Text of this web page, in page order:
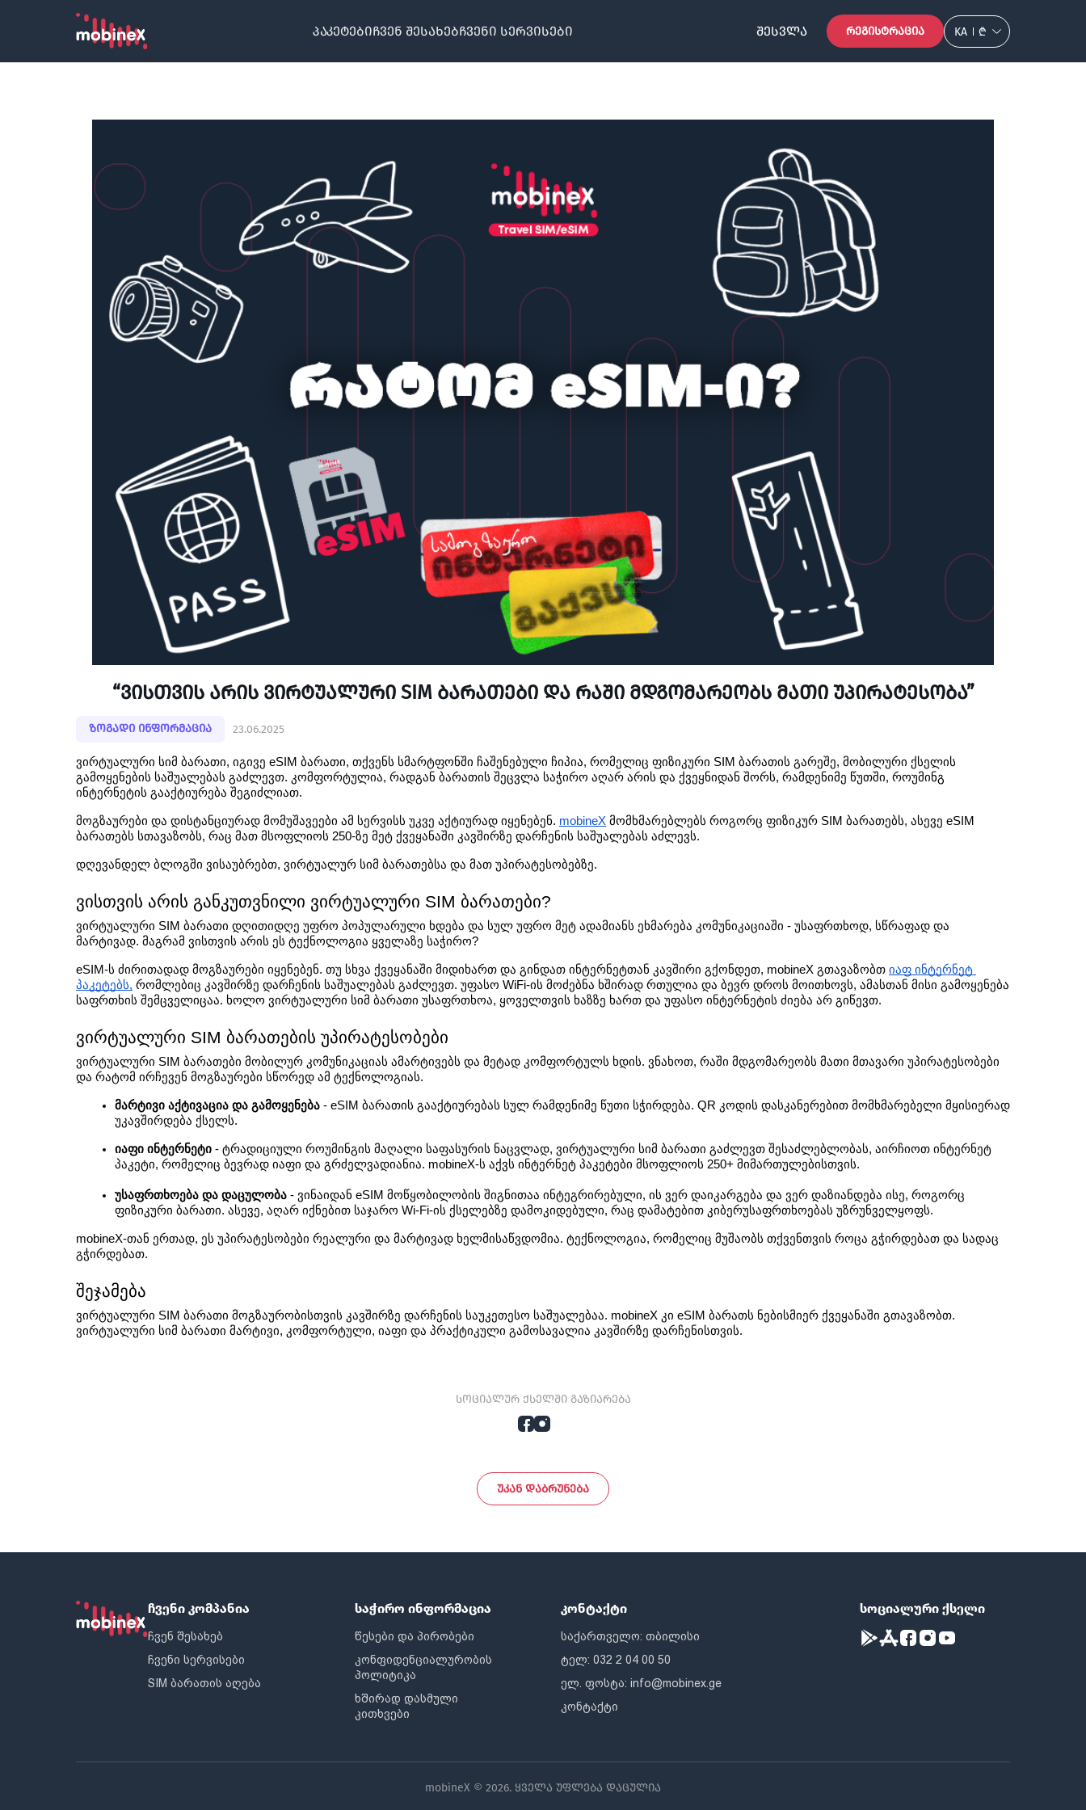
პაკეტებიჩვენ შესახებჩვენი სერვისები ᲨᲔᲡᲕᲚᲐ ᲠᲔᲒᲘᲡᲢᲠᲐᲪᲘᲐ KA ₾
“ვისთვის არის ვირტუალური SIM ბარათები და რაში მდგომარეობს მათი უპირატესობა”
ზოგადი ინფორმაცია 23.06.2025
ვირტუალური სიმ ბარათი, იგივე eSIM ბარათი, თქვენს სმარტფონში ჩაშენებული ჩიპია, რომელიც ფიზიკური SIM ბარათის გარეშე, მობილური ქსელის
გამოყენების საშუალებას გაძლევთ. კომფორტულია, რადგან ბარათის შეცვლა საჭირო აღარ არის და ქვეყნიდან შორს, რამდენიმე წუთში, როუმინგ
ინტერნეტის გააქტიურება შეგიძლიათ.
მოგზაურები და დისტანციურად მომუშავეები ამ სერვისს უკვე აქტიურად იყენებენ. mobineX მომხმარებლებს როგორც ფიზიკურ SIM ბარათებს, ასევე eSIM
ბარათებს სთავაზობს, რაც მათ მსოფლიოს 250-ზე მეტ ქვეყანაში კავშირზე დარჩენის საშუალებას აძლევს.
დღევანდელ ბლოგში ვისაუბრებთ, ვირტუალურ სიმ ბარათებსა და მათ უპირატესობებზე.
ვისთვის არის განკუთვნილი ვირტუალური SIM ბარათები?
ვირტუალური SIM ბარათი დღითიდღე უფრო პოპულარული ხდება და სულ უფრო მეტ ადამიანს ეხმარება კომუნიკაციაში - უსაფრთხოდ, სწრაფად და
მარტივად. მაგრამ ვისთვის არის ეს ტექნოლოგია ყველაზე საჭირო?
eSIM-ს ძირითადად მოგზაურები იყენებენ. თუ სხვა ქვეყანაში მიდიხართ და გინდათ ინტერნეტთან კავშირი გქონდეთ, mobineX გთავაზობთ იაფ ინტერნეტ
პაკეტებს, რომლებიც კავშირზე დარჩენის საშუალებას გაძლევთ. უფასო WiFi-ის მოძებნა ხშირად რთულია და ბევრ დროს მოითხოვს, ამასთან მისი გამოყენება
საფრთხის შემცველიცაა. ხოლო ვირტუალური სიმ ბარათი უსაფრთხოა, ყოველთვის ხაზზე ხართ და უფასო ინტერნეტის ძიება არ გიწევთ.
ვირტუალური SIM ბარათების უპირატესობები
ვირტუალური SIM ბარათები მობილურ კომუნიკაციას ამარტივებს და მეტად კომფორტულს ხდის. ვნახოთ, რაში მდგომარეობს მათი მთავარი უპირატესობები
და რატომ ირჩევენ მოგზაურები სწორედ ამ ტექნოლოგიას.
მარტივი აქტივაცია და გამოყენება - eSIM ბარათის გააქტიურებას სულ რამდენიმე წუთი სჭირდება. QR კოდის დასკანერებით მომხმარებელი მყისიერად
უკავშირდება ქსელს.
იაფი ინტერნეტი - ტრადიციული როუმინგის მაღალი საფასურის ნაცვლად, ვირტუალური სიმ ბარათი გაძლევთ შესაძლებლობას, აირჩიოთ ინტერნეტ
პაკეტი, რომელიც ბევრად იაფი და გრძელვადიანია. mobineX-ს აქვს ინტერნეტ პაკეტები მსოფლიოს 250+ მიმართულებისთვის.
უსაფრთხოება და დაცულობა - ვინაიდან eSIM მოწყობილობის შიგნითაა ინტეგრირებული, ის ვერ დაიკარგება და ვერ დაზიანდება ისე, როგორც
ფიზიკური ბარათი. ასევე, აღარ იქნებით საჯარო Wi-Fi-ის ქსელებზე დამოკიდებული, რაც დამატებით კიბერუსაფრთხოებას უზრუნველყოფს.
mobineX-თან ერთად, ეს უპირატესობები რეალური და მარტივად ხელმისაწვდომია. ტექნოლოგია, რომელიც მუშაობს თქვენთვის როცა გჭირდებათ და სადაც
გჭირდებათ.
შეჯამება
ვირტუალური SIM ბარათი მოგზაურობისთვის კავშირზე დარჩენის საუკეთესო საშუალებაა. mobineX კი eSIM ბარათს ნებისმიერ ქვეყანაში გთავაზობთ.
ვირტუალური სიმ ბარათი მარტივი, კომფორტული, იაფი და პრაქტიკული გამოსავალია კავშირზე დარჩენისთვის.
სოციალურ ქსელში გაზიარება
ᲣᲙᲐᲜ ᲓᲐᲑᲠᲣᲜᲔᲑᲐ
ჩვენი კომპანია
ჩვენ შესახებ
ჩვენი სერვისები
SIM ბარათის აღება
საჭირო ინფორმაცია
წესები და პირობები
კონფიდენციალურობის
პოლიტიკა
ხშირად დასმული
კითხვები
კონტაქტი
საქართველო: თბილისი
ტელ: 032 2 04 00 50
ელ. ფოსტა:info@mobinex.ge
კონტაქტი
სოციალური ქსელი
mobineX © 2026. ყველა უფლება დაცულია